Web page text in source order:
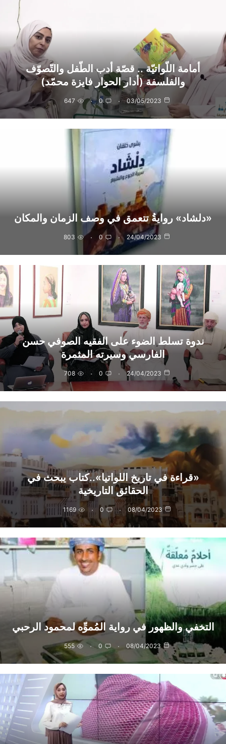
أمامة اللّواتيّة .. قصّة أدب الطّفل والتّصوّف
والفلسفة (أدار الحوار فايزة محمّد)
03/05/2023
0
647
«دلشاد» روايةُ تتعمق في وصف الزمان والمكان
24/04/2023
0
803
ندوة تسلط الضوء على الفقيه الصوفي حسن
الفارسي وسيرته المثمرة
24/04/2023
0
708
«قراءة في تاريخ اللواتيا»..كتاب يبحث في
الحقائق التاريخية
08/04/2023
0
1169
التخفي والظهور في رواية المُموِّه لمحمود الرحبي
08/04/2023
0
555